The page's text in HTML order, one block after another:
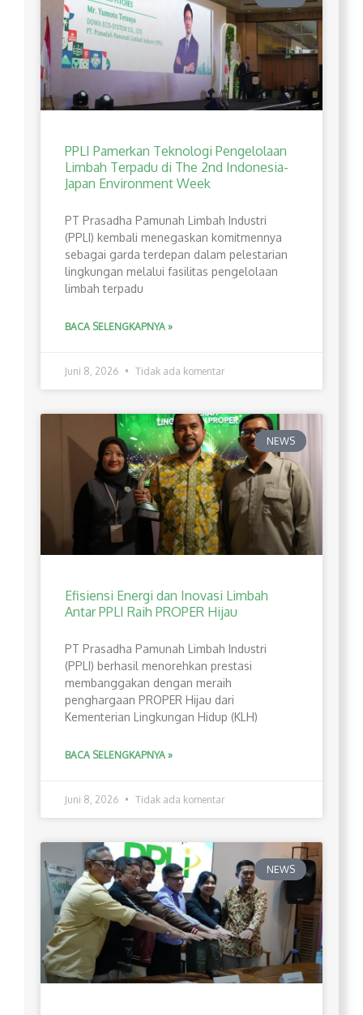
PPLI Pamerkan Teknologi Pengelolaan
Limbah Terpadu di The 2nd Indonesia-
Japan Environment Week
PT Prasadha Pamunah Limbah Industri
(PPLI) kembali menegaskan komitmennya
sebagai garda terdepan dalam pelestarian
lingkungan melalui fasilitas pengelolaan
limbah terpadu
BACA SELENGKAPNYA »
Juni 8, 2026 Tidak ada komentar
NEWS
Efisiensi Energi dan Inovasi Limbah
Antar PPLI Raih PROPER Hijau
PT Prasadha Pamunah Limbah Industri
(PPLI) berhasil menorehkan prestasi
membanggakan dengan meraih
penghargaan PROPER Hijau dari
Kementerian Lingkungan Hidup (KLH)
BACA SELENGKAPNYA »
Juni 8, 2026 Tidak ada komentar
NEWS